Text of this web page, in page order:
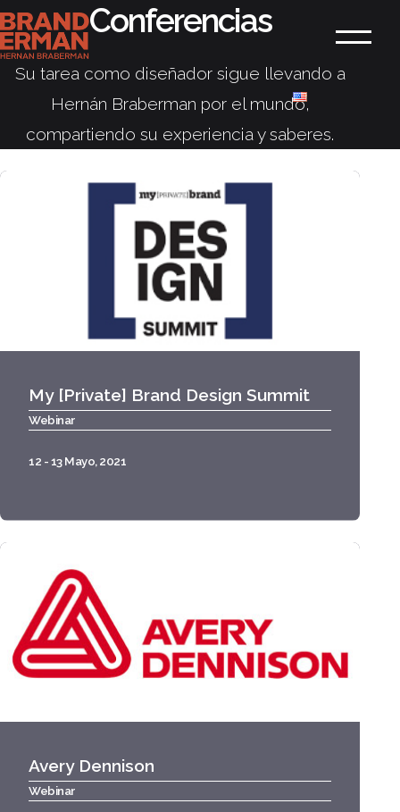
Ir
al
contenido
Branderman
Menú
Conferencias
Su tarea como diseñador sigue llevando a
Hernán Braberman por el mundo,
compartiendo su experiencia y saberes.
My [Private] Brand Design Summit
Webinar
12 - 13 Mayo, 2021
Avery Dennison
Webinar